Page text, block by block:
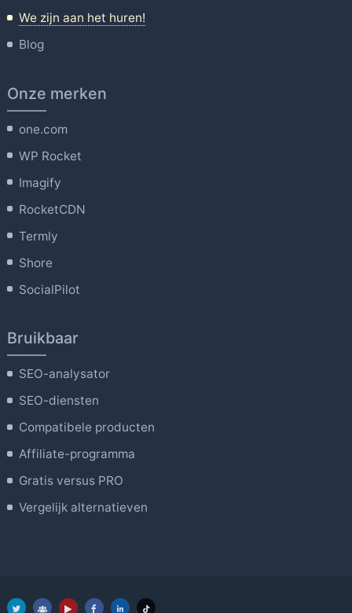
We zijn aan het huren!
Blog
Onze merken
one.com
WP Rocket
Imagify
RocketCDN
Termly
Shore
SocialPilot
Bruikbaar
SEO-analysator
SEO-diensten
Compatibele producten
Affiliate-programma
Gratis versus PRO
Vergelijk alternatieven